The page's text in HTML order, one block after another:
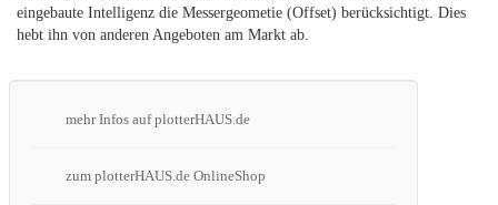
eingebaute Intelligenz die Messergeometie (Offset) berücksichtigt. Dies
hebt ihn von anderen Angeboten am Markt ab.
mehr Infos auf plotterHAUS.de
zum plotterHAUS.de OnlineShop